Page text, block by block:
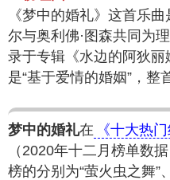
《梦中的婚礼》这首乐
尔与奥利佛·图森共同为
录于专辑《水边的阿狄
是“基于爱情的婚姻”，整
梦中的婚礼在
《十大热
（2020年十二月榜单数
榜的分别为“萤火虫之舞”